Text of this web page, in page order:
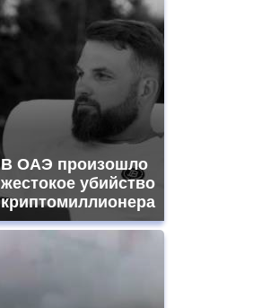
В ОАЭ произошло
жестокое убийство
криптомиллионера